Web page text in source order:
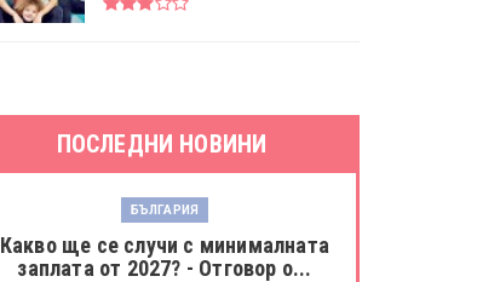
ПОСЛЕДНИ НОВИНИ
БЪЛГАРИЯ
Какво ще се случи с минималната
заплата от 2027? - Отговор о...